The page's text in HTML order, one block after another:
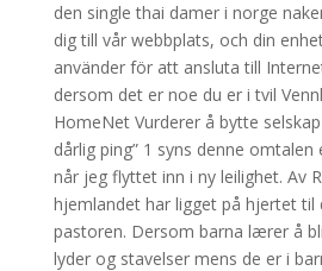
den single thai damer i norge
dig till vår webbplats, och din
använder för att ansluta till
dersom det er noe du er i tvil
HomeNet Vurderer å bytte
dårlig ping” 1 syns denne omtalen
når jeg flyttet inn i ny leilighet. Av
hjemlandet har ligget på hjertet til
pastoren. Dersom barna lærer å
lyder og stavelser mens de er i